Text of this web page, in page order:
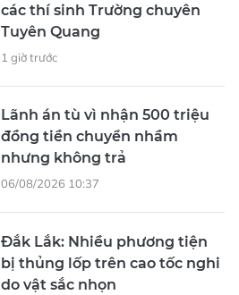
các thí sinh Trường chuyên
Tuyên Quang
1 giờ trước
Lãnh án tù vì nhận 500 triệu
đồng tiền chuyển nhầm
nhưng không trả
06/08/2026 10:37
Đắk Lắk: Nhiều phương tiện
bị thủng lốp trên cao tốc nghi
do vật sắc nhọn